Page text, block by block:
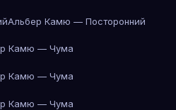
Альбер Камю — Посторонний
Камю — Чума
Камю — Чума
Камю — Чума